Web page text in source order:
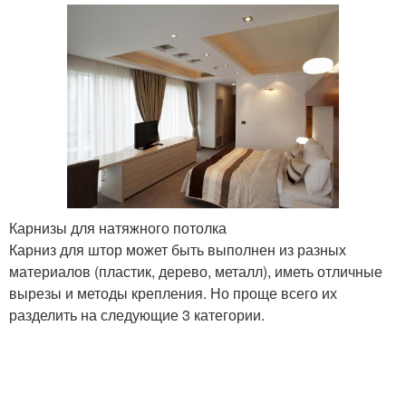
потолку
Карниз на натяжной
Карнизы для натяжного потолка
Карниз для штор может быть выполнен из разных
материалов (пластик, дерево, металл), иметь отличные
вырезы и методы крепления. Но проще всего их
разделить на следующие 3 категории.